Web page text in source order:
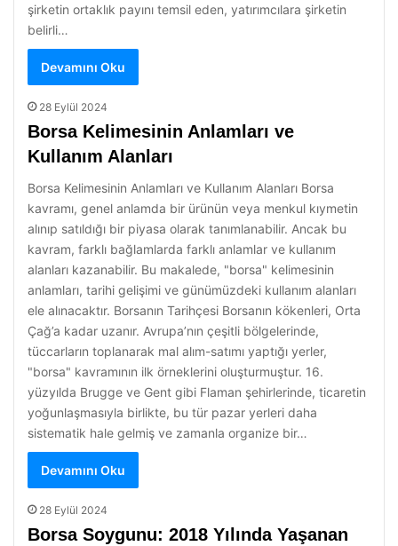
şirketin ortaklık payını temsil eden, yatırımcılara şirketin
belirli…
Devamını Oku
28 Eylül 2024
Borsa Kelimesinin Anlamları ve
Kullanım Alanları
Borsa Kelimesinin Anlamları ve Kullanım Alanları Borsa
kavramı, genel anlamda bir ürünün veya menkul kıymetin
alınıp satıldığı bir piyasa olarak tanımlanabilir. Ancak bu
kavram, farklı bağlamlarda farklı anlamlar ve kullanım
alanları kazanabilir. Bu makalede, "borsa" kelimesinin
anlamları, tarihi gelişimi ve günümüzdeki kullanım alanları
ele alınacaktır. Borsanın Tarihçesi Borsanın kökenleri, Orta
Çağ’a kadar uzanır. Avrupa’nın çeşitli bölgelerinde,
tüccarların toplanarak mal alım-satımı yaptığı yerler,
"borsa" kavramının ilk örneklerini oluşturmuştur. 16.
yüzyılda Brugge ve Gent gibi Flaman şehirlerinde, ticaretin
yoğunlaşmasıyla birlikte, bu tür pazar yerleri daha
sistematik hale gelmiş ve zamanla organize bir…
Devamını Oku
28 Eylül 2024
Borsa Soygunu: 2018 Yılında Yaşanan